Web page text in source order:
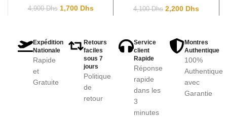
4,900Dhs 1,700 Dhs Chronographe
Homme sport
4,100Dhs 2,200 Dhs
Expédition
Nationale
Rapide
et
Gratuite
Retours
faciles
sous 7
jours
Politique
de
retour
Service
client
Rapide
Réponse
rapide
dans les
3
minutes
Montres
Authentique
100%
Authentique
avec
Garantie